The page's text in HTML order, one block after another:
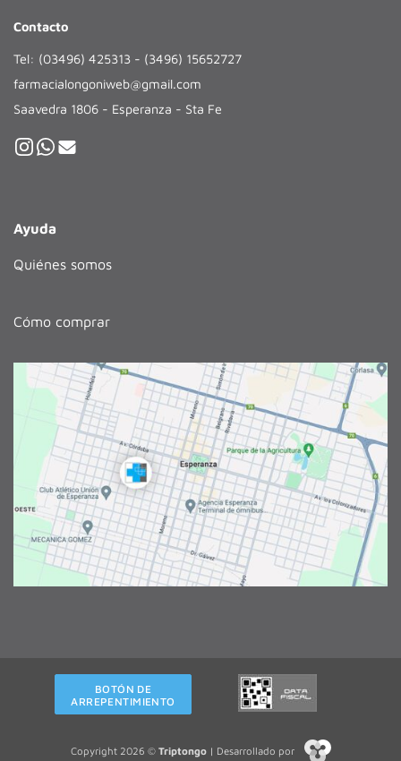
Contacto
Tel: (03496) 425313 - (3496) 15652727
farmacialongoniweb@gmail.com
Saavedra 1806 - Esperanza - Sta Fe
Ayuda
Quiénes somos
Cómo comprar
BOTÓN DE
ARREPENTIMIENTO
Copyright 2026 © Triptongo| Desarrollado por